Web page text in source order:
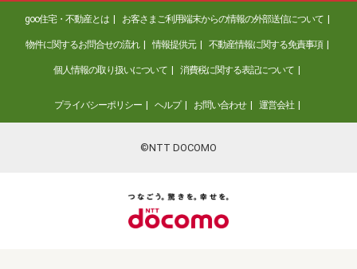
goo住宅・不動産とは お客さまご利用端末からの情報の外部送信について
物件に関するお問合せの流れ 情報提供元 不動産情報に関する免責事項
個人情報の取り扱いについて 消費税に関する表記について
プライバシーポリシー ヘルプ お問い合わせ 運営会社
©NTT DOCOMO